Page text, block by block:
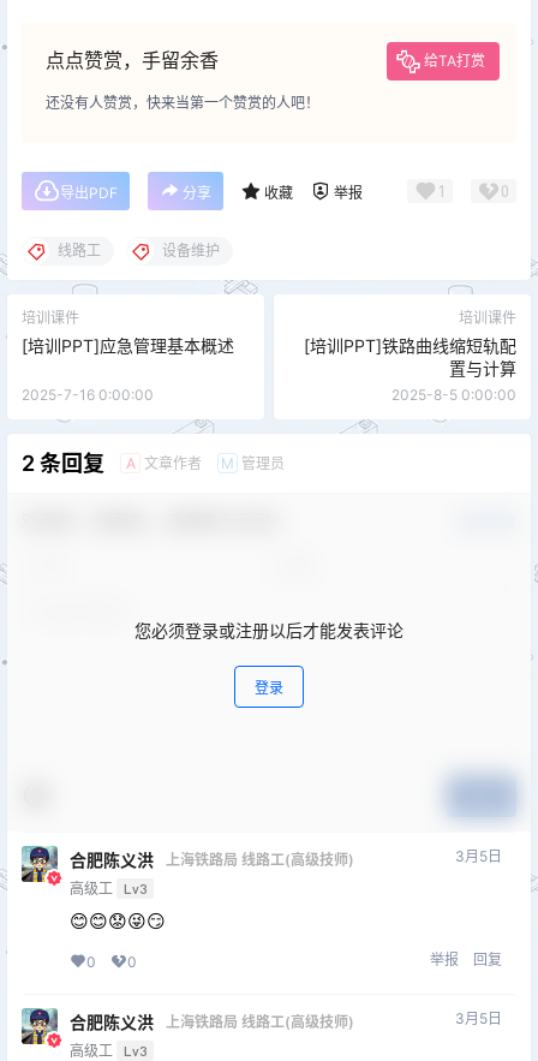
点点赞赏，手留余香 给TA打赏
还没有人赞赏，快来当第一个赞赏的人吧！
导出PDF 分享 收藏 举报 1 0
线路工 设备维护
培训课件
[培训PPT]应急管理基本概述
2025-7-16 0:00:00
培训课件
[培训PPT]铁路曲线缩短轨配
置与计算
2025-8-5 0:00:00
2 条回复 A 文章作者 M 管理员
您必须登录或注册以后才能发表评论
登录
合肥陈义洪
上海铁路局 线路工(高级技师)
高级工 Lv3
3月5日
😊😊😟😜😏
0 0 举报 回复
合肥陈义洪
上海铁路局 线路工(高级技师)
高级工 Lv3
3月5日